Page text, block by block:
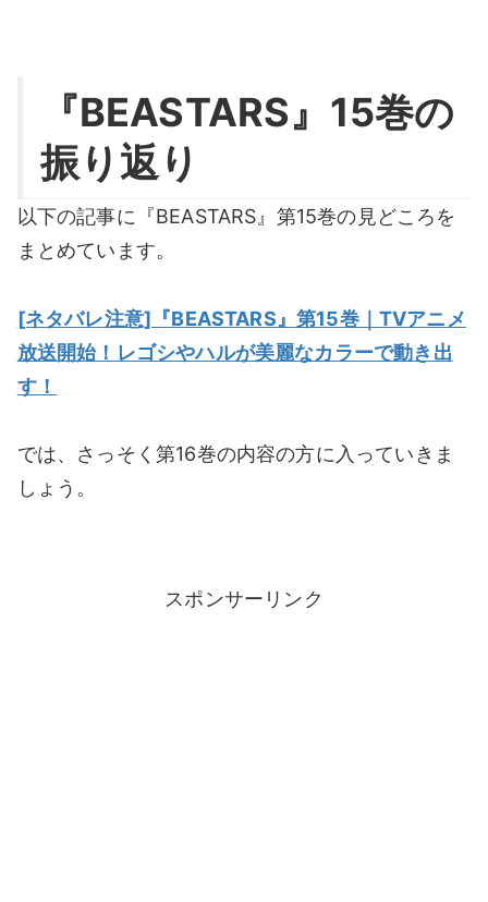
『BEASTARS』15巻の
振り返り
以下の記事に『BEASTARS』第15巻の見どころを
まとめています。
[ネタバレ注意]『BEASTARS』第15巻｜TVアニメ
放送開始！レゴシやハルが美麗なカラーで動き出
す！
では、さっそく第16巻の内容の方に入っていきま
しょう。
スポンサーリンク